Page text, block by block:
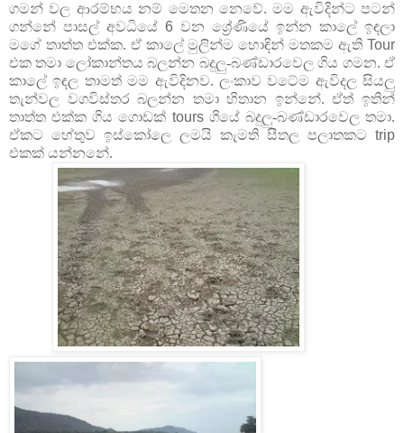
ගමන් වල ආරම්භය නම් මෙතන නෙවේ. මම ඇවිදින්ට පටන්
ගන්නේ පාසල් අවධියේ 6 වන ශ්‍රේණියේ ඉන්න කාලේ ඉඳලා
මගේ තාත්ත එක්ක. ඒ කාලේ මුලින්ම හොඳින් මතකම ඇති Tour
එක තමා ලෝකාන්තය බලන්න බදුලු-බණ්ඩාරවෙල ගිය ගමන. ඒ
කාලේ ඉඳල තාමත් මම ඇවිදිනව. ලංකාව වටේම ඇවිදල සියලු
තැන්වල වගවිස්තර බලන්න තමා හිතාන ඉන්නේ. ඒත් ඉතින්
තාත්ත එක්ක ගිය ගොඩක් tours ගියේ බදුලු-බණ්ඩාරවෙල තමා.
ඒකට හේතුව ඉස්කෝලෙ ලමයි කැමති සීතල පලාතකට trip
එකක් යන්නනේ.